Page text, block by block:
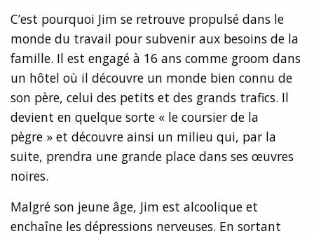
C’est pourquoi Jim se retrouve propulsé dans le
monde du travail pour subvenir aux besoins de la
famille. Il est engagé à 16 ans comme groom dans
un hôtel où il découvre un monde bien connu de
son père, celui des petits et des grands trafics. Il
devient en quelque sorte « le coursier de la
pègre » et découvre ainsi un milieu qui, par la
suite, prendra une grande place dans ses œuvres
noires.
Malgré son jeune âge, Jim est alcoolique et
enchaîne les dépressions nerveuses. En sortant